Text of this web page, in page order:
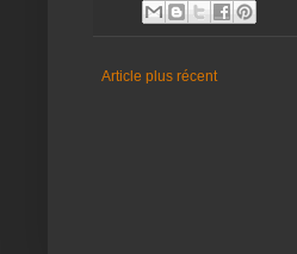
Article plus récent